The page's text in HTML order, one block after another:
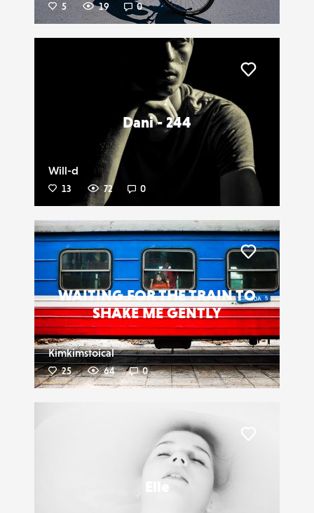
5 19 0
Dani - 244
Will-d
13 72 0
WAITING FOR THE TRAIN TO
SHAKE ME GENTLY
Kimkimstoical
25 64 0
Liker
Elle